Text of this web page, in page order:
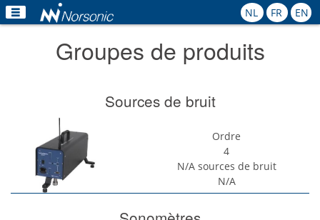
NL FR EN
Home
Applications
Nouvelles
Groupes de produits
Sources de bruit
Ordre
4
N/A sources de bruit
N/A